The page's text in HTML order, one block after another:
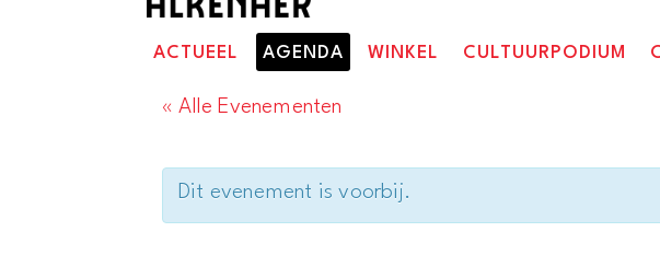
ACTUEEL AGENDA WINKEL CULTUURPODIUM
« Alle Evenementen
Dit evenement is voorbij.